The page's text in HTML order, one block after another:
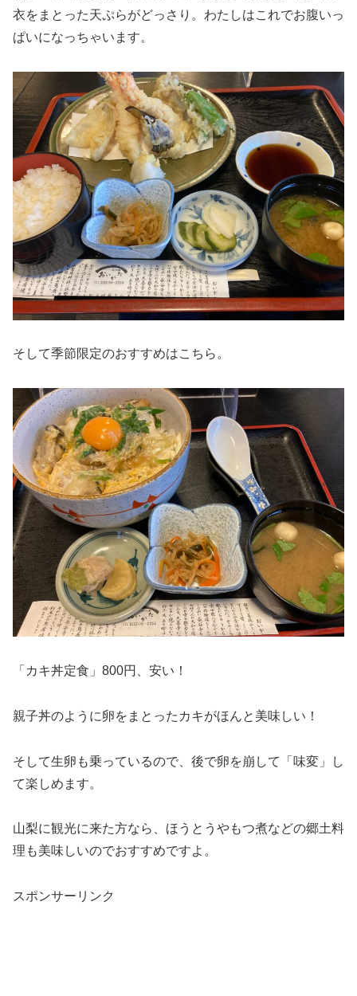
衣をまとった天ぷらがどっさり。わたしはこれでお腹いっ
ぱいになっちゃいます。
そして季節限定のおすすめはこちら。
「カキ丼定食」800円、安い！
親子丼のように卵をまとったカキがほんと美味しい！
そして生卵も乗っているので、後で卵を崩して「味変」し
て楽しめます。
山梨に観光に来た方なら、ほうとうやもつ煮などの郷土料
理も美味しいのでおすすめですよ。
スポンサーリンク